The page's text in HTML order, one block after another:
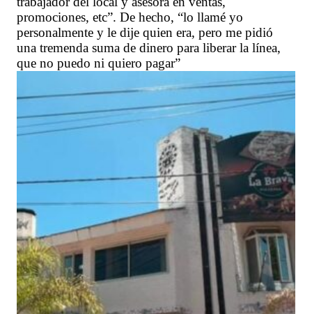
promociones, etc”. De hecho, “lo llamé yo
personalmente y le dije quien era, pero me pidió
una tremenda suma de dinero para liberar la línea,
que no puedo ni quiero pagar”